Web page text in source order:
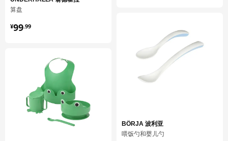
算盘
¥99.99
¥ 99.99
BÖRJA 波利亚
喂饭勺和婴儿勺